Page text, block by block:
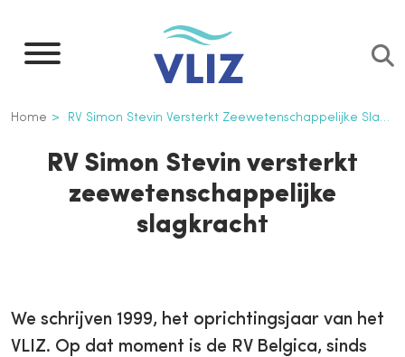
naar
inhoud
Kruimelpad
Home RV Simon Stevin Versterkt Zeewetenschappelijke Slagkracht
RV Simon Stevin versterkt
zeewetenschappelijke
slagkracht
We schrijven 1999, het oprichtingsjaar van het
VLIZ. Op dat moment is de RV Belgica, sinds